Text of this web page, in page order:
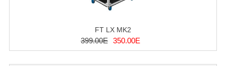
FT LX MK2
399.00E 350.00E